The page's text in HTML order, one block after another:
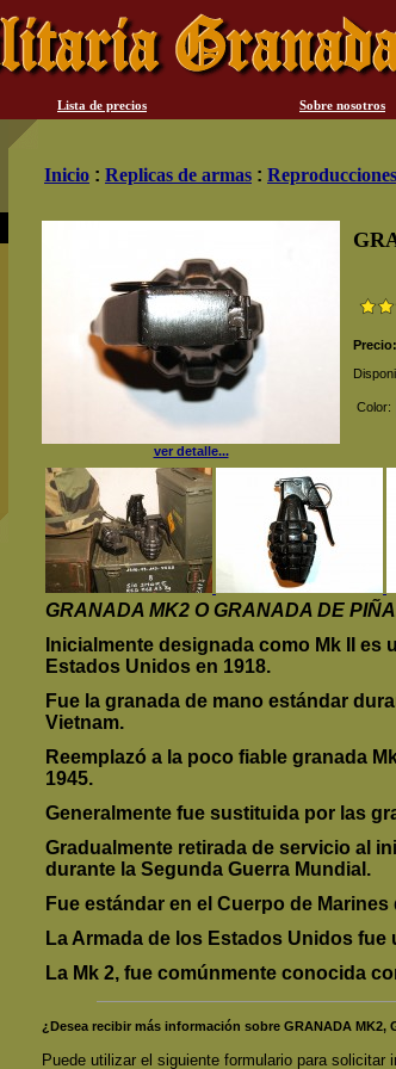
Lista de precios Sobre nosotros
Inicio : Replicas de armas :
ver detalle...
Precio:
Color:
GRANADA MK2 O GRANADA DE
Inicialmente designada como Mk II
Estados Unidos en 1918.
Fue la granada de mano estándar
Vietnam.
Reemplazó a la poco fiable granada
1945.
Generalmente fue sustituida por las
Gradualmente retirada de servicio al
durante la Segunda Guerra Mundial.
Fue estándar en el Cuerpo de
La Armada de los Estados Unidos
La Mk 2, fue comúnmente conocida
¿Desea recibir más información sobre GRANADA MK2,
Puede utilizar el siguiente formulario para solicitar